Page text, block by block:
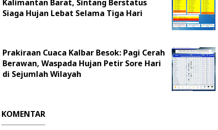
Kalimantan Barat, Sintang Berstatus
Siaga Hujan Lebat Selama Tiga Hari
Prakiraan Cuaca Kalbar Besok: Pagi Cerah
Berawan, Waspada Hujan Petir Sore Hari
di Sejumlah Wilayah
KOMENTAR